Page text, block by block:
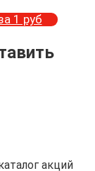
1 руб
акций